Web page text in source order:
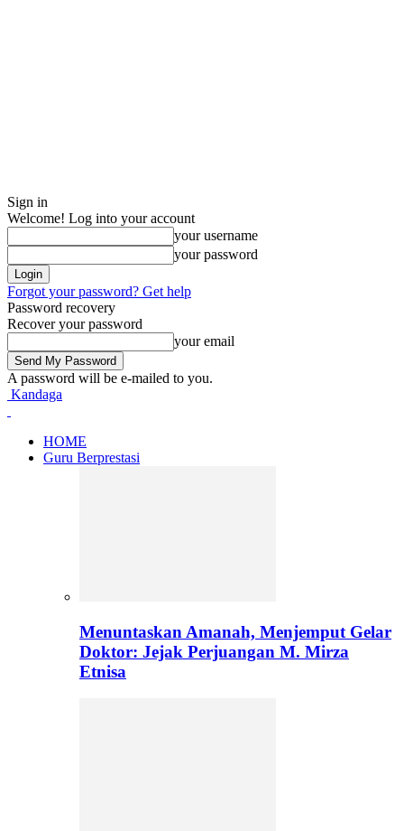
Sign in
Welcome! Log into your account
your username
your password
Forgot your password? Get help
Password recovery
Recover your password
your email
A password will be e-mailed to you.
Kandaga
HOME
Guru Berprestasi
Menuntaskan Amanah, Menjemput Gelar
Doktor: Jejak Perjuangan M. Mirza
Etnisa